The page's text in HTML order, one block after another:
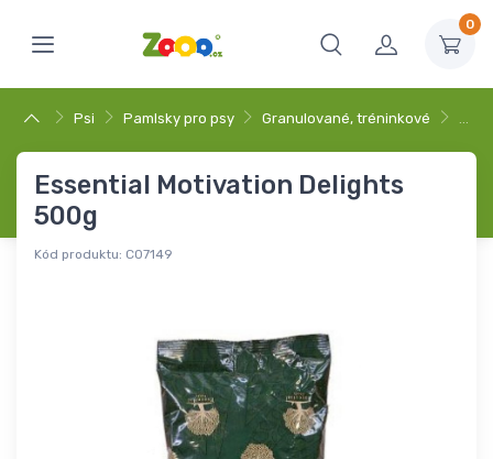
0
Psi Pamlsky pro psy Granulované, tréninkové …
Essential Motivation Delights
500g
Kód produktu: C07149